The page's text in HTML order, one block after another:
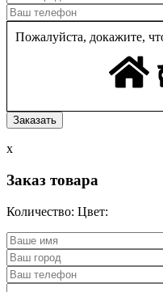
Пожалуйста, докажите,
x
Заказ товара
Количество: Цвет: